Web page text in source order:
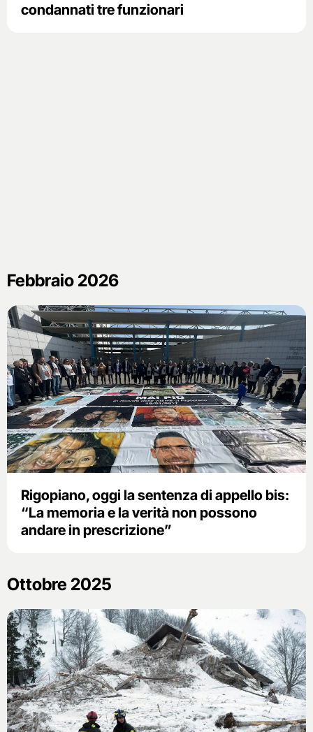
condannati tre funzionari
Febbraio 2026
Rigopiano, oggi la sentenza di appello bis:
“La memoria e la verità non possono
andare in prescrizione”
Ottobre 2025